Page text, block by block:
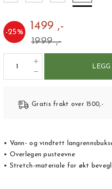
-25% 1499 ,-
1999 ,-
Gratis frakt over 1500,-
• Vann- og vindtett
• Overlegen pusteevne
• Stretch-materiale for økt